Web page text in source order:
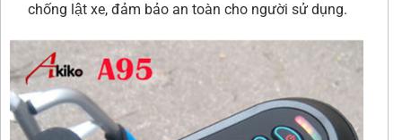
chống lật xe, đảm bảo an toàn cho người sử dụng.